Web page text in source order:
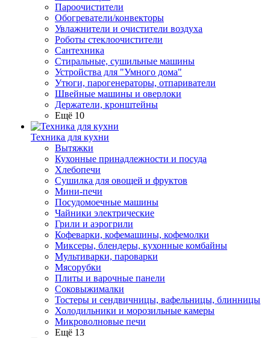
Пароочистители
Обогреватели/конвекторы
Увлажнители и очистители воздуха
Роботы стеклоочистители
Сантехника
Стиральные, сушильные машины
Устройства для "Умного дома"
Утюги, парогенераторы, отпариватели
Швейные машины и оверлоки
Держатели, кронштейны
Ещё 10
Техника для кухни
Вытяжки
Кухонные принадлежности и посуда
Хлебопечи
Сушилка для овощей и фруктов
Мини-печи
Посудомоечные машины
Чайники электрические
Грили и аэрогрили
Кофеварки, кофемашины, кофемолки
Миксеры, блендеры, кухонные комбайны
Мультиварки, пароварки
Мясорубки
Плиты и варочные панели
Соковыжималки
Тостеры и сендвичницы, вафельницы, блинницы
Холодильники и морозильные камеры
Микроволновые печи
Ещё 13